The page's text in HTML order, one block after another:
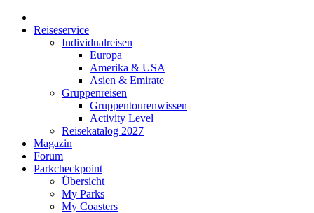
Reiseservice
Individualreisen
Europa
Amerika & USA
Asien & Emirate
Gruppenreisen
Gruppentourenwissen
Activity Level
Reisekatalog 2027
Magazin
Forum
Parkcheckpoint
Übersicht
My Parks
My Coasters